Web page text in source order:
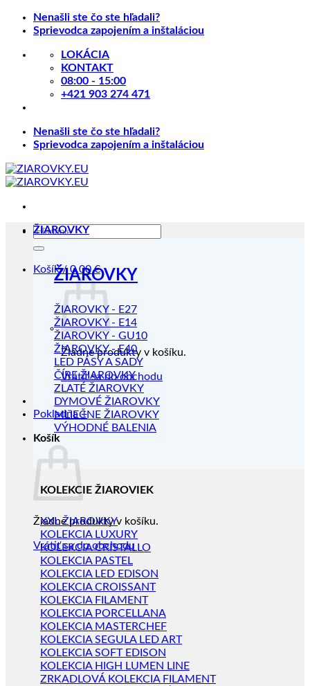
Skip
Nenašli ste čo ste hľadali?
Sprievodca zapojením a inštaláciou
LOKÁCIA
KONTAKT
08:00 - 15:00
+421 903 274 471
Nenašli ste čo ste hľadali?
Sprievodca zapojením a inštaláciou
Hľadať:
Košík /0.00€
Žiadne produkty v košíku.
Vrátiť sa do obchodu
Pokladňa +
Košík
Žiadne produkty v košíku.
Vrátiť sa do obchodu
ŽIAROVKY
ŽIAROVKY
ŽIAROVKY - E27
ŽIAROVKY - E14
ŽIAROVKY - GU10
ŽIAROVKY - E40
LED PÁSY A SADY
ČÍRE ŽIAROVKY
ZLATÉ ŽIAROVKY
DYMOVÉ ŽIAROVKY
MLIEČNE ŽIAROVKY
VÝHODNÉ BALENIA
KOLEKCIE ŽIAROVIEK
XXL ŽIAROVKY
KOLEKCIA LUXURY
KOLEKCIA CRISTALLO
KOLEKCIA PASTEL
KOLEKCIA LED EDISON
KOLEKCIA CROISSANT
KOLEKCIA FILAMENT
KOLEKCIA PORCELLANA
KOLEKCIA MASTERCHEF
KOLEKCIA SEGULA LED ART
KOLEKCIA SOFT EDISON
KOLEKCIA HIGH LUMEN LINE
ZRKADLOVÁ KOLEKCIA FILAMENT